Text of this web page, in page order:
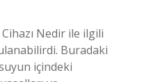
Nedir ile ilgili
Buradaki
içindeki